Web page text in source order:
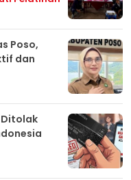
Poso,
dan
Ditolak